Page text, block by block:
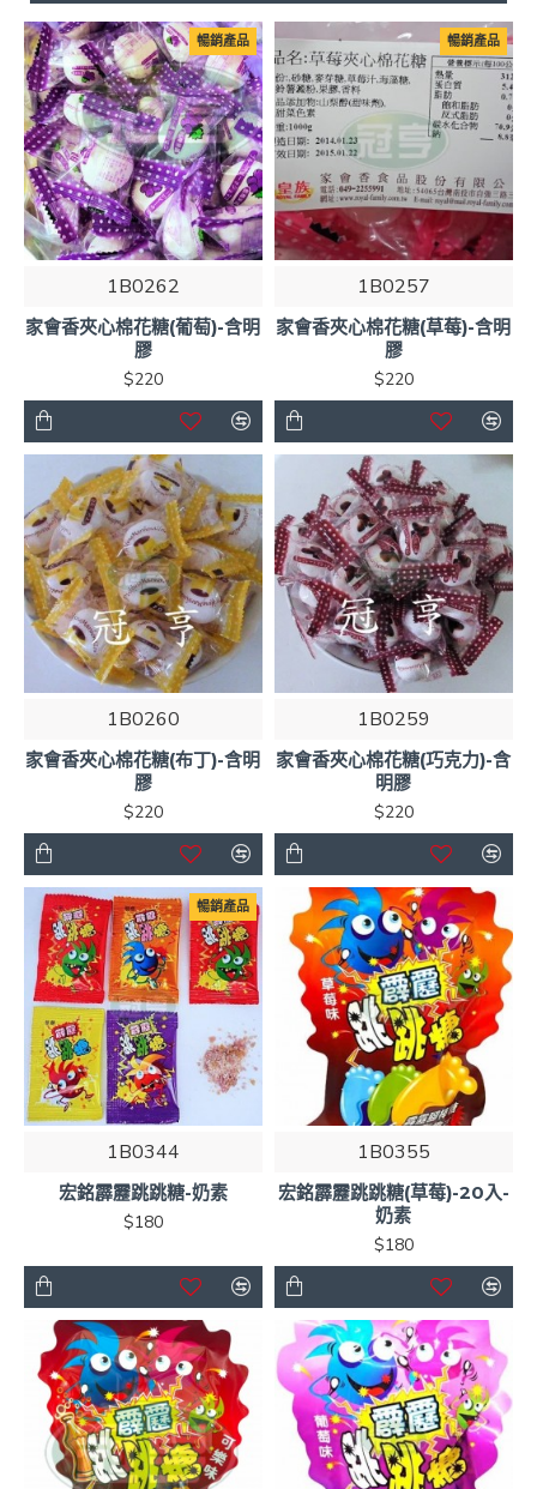
暢銷產品
1B0262
家會香夾心棉花糖(葡萄)-含明
膠
$220
暢銷產品
1B0257
家會香夾心棉花糖(草莓)-含明
膠
$220
1B0260
家會香夾心棉花糖(布丁)-含明
膠
$220
1B0259
家會香夾心棉花糖(巧克力)-含
明膠
$220
暢銷產品
1B0344
宏銘霹靂跳跳糖-奶素
$180
1B0355
宏銘霹靂跳跳糖(草莓)-20入-
奶素
$180